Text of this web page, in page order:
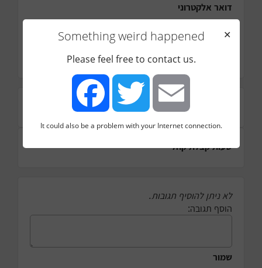
דואר אלקטרוני
תחום
רווחה
הערות נוספות
שעות קבלת קהל
לא ניתן להוסיף תגובות.
הוסף תגובה:
שמור
Something weird happened
✕
Please feel free to contact us.
FacebookTwitter Email
It could also be a problem with your Internet connection.